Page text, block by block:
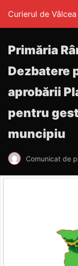
Curierul de Vâlcea
Primăria
Dezbatere
aprobării
pentru
muncipiu
Comunicat de